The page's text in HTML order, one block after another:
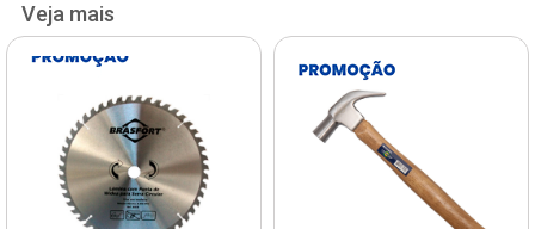
Veja mais